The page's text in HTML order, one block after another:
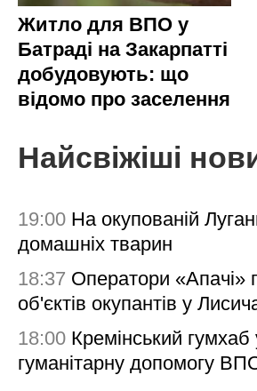
Житло для ВПО у
Батраді на Закарпатті
добудовують: що
відомо про заселення
Найсвіжіші
19:00 На окупованій
домашніх тварин
18:37 Оператори «Апачі»
об'єктів окупантів у
18:00 Кремінський
гуманітарну допомогу